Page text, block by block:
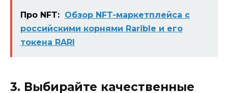
Про NFT: Обзор NFT-маркетплейса с
российскими корнями Rarible и его
токена RARI
3. Выбирайте качественные